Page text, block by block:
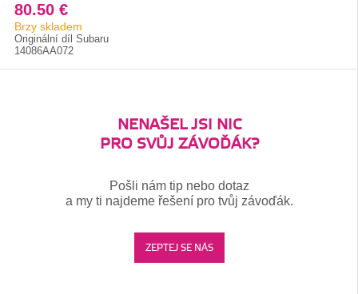
80.50 €
Brzy skladem
Originální díl Subaru
14086AA072
NENAŠEL JSI NIC
PRO SVŮJ ZÁVOĎÁK?
Pošli nám tip nebo dotaz
a my ti najdeme řešení pro tvůj závoďák.
ZEPTEJ SE NÁS